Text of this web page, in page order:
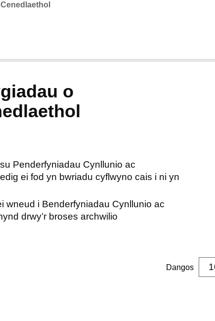
o
Penderfyniadau Cynllunio ac
ei fod yn bwriadu cyflwyno cais i ni yn
wneud i Benderfyniadau Cynllunio ac
drwy’r broses archwilio
Dangos